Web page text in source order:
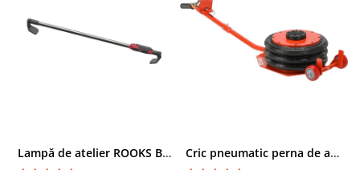
Sistem Vibro-Power
Sisteme de ridicare si sustinere
Truse de surubelnite
Lampă de atelier ROOKS B2 HYBRID pentru capotă, 2000 lumeni, 5000 mAh Cric pneumatic perna de aer cu inaltator 6T